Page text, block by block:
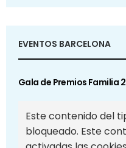
EVENTOS BARCELONA
Gala de Premios Familia
Este contenido del
bloqueado. Este